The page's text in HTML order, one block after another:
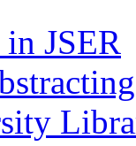
JSER